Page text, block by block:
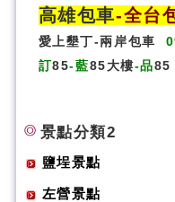
高雄包車-全台
愛上墾丁-兩岸包車
訂85-藍85大樓-品85
景點分類2
鹽埕景點
左營景點